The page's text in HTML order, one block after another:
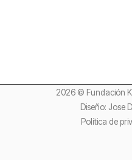
2026 © Fundación
Diseño: Jose
Política de